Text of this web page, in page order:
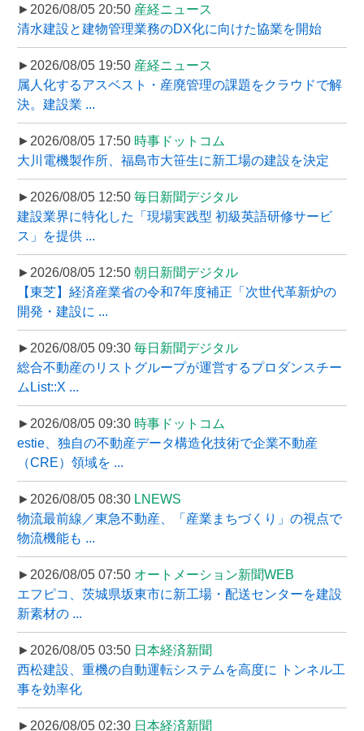
►2026/08/05 20:50 産経ニュース
清水建設と建物管理業務のDX化に向けた協業を開始
►2026/08/05 19:50 産経ニュース
属人化するアスベスト・産廃管理の課題をクラウドで解
決。建設業 ...
►2026/08/05 17:50 時事ドットコム
大川電機製作所、福島市大笹生に新工場の建設を決定
►2026/08/05 12:50 毎日新聞デジタル
建設業界に特化した「現場実践型 初級英語研修サービ
ス」を提供 ...
►2026/08/05 12:50 朝日新聞デジタル
【東芝】経済産業省の令和7年度補正「次世代革新炉の
開発・建設に ...
►2026/08/05 09:30 毎日新聞デジタル
総合不動産のリストグループが運営するプロダンスチー
ムList::X ...
►2026/08/05 09:30 時事ドットコム
estie、独自の不動産データ構造化技術で企業不動産
（CRE）領域を ...
►2026/08/05 08:30 LNEWS
物流最前線／東急不動産、「産業まちづくり」の視点で
物流機能も ...
►2026/08/05 07:50 オートメーション新聞WEB
エフピコ、茨城県坂東市に新工場・配送センターを建設
新素材の ...
►2026/08/05 03:50 日本経済新聞
西松建設、重機の自動運転システムを高度に トンネル工
事を効率化
►2026/08/05 02:30 日本経済新聞